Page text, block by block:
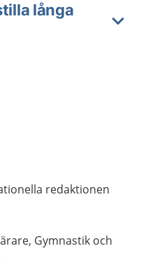
långa
redaktionen
Gymnastik och